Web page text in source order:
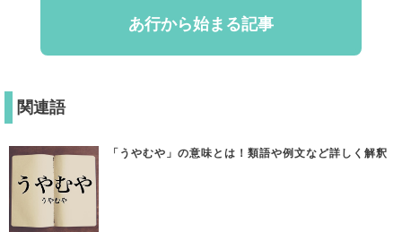
あ行から始まる記事
関連語
「うやむや」の意味とは！類語や例文など詳しく解釈